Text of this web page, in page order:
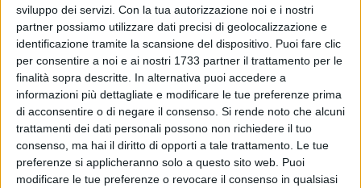
sviluppo dei servizi. Con la tua autorizzazione noi e i nostri
partner possiamo utilizzare dati precisi di geolocalizzazione e
identificazione tramite la scansione del dispositivo. Puoi fare clic
per consentire a noi e ai nostri 1733 partner il trattamento per le
finalità sopra descritte. In alternativa puoi accedere a
informazioni più dettagliate e modificare le tue preferenze prima
di acconsentire o di negare il consenso. Si rende noto che alcuni
trattamenti dei dati personali possono non richiedere il tuo
consenso, ma hai il diritto di opporti a tale trattamento. Le tue
preferenze si applicheranno solo a questo sito web. Puoi
modificare le tue preferenze o revocare il consenso in qualsiasi
muoversi, mentre in tanti hanno bisogno anche di assistenza
per godersi il mare. Al momento non c'è nessun supporto
logistico e temiamo che le soluzioni concrete possano
spuntare soltanto a luglio, quando in realtà bisognava
predisporre il tutto durante gli scorsi mesi per farsi trovare
pronti all'inizio della stagione balneare».
Restano ancora i segni dell'incendio della cabina, risalente
allo scorso anno, ma delle nuove postazioni nemmeno
l'ombra. L'appello diPiazzollaalle istituzioni è chiaro: «Mi